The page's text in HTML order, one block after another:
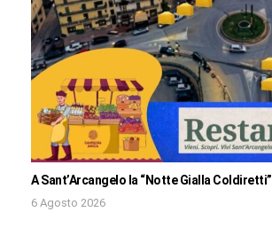
A Sant’Arcangelo la “Notte Gialla Coldiretti”
6 Agosto 2026